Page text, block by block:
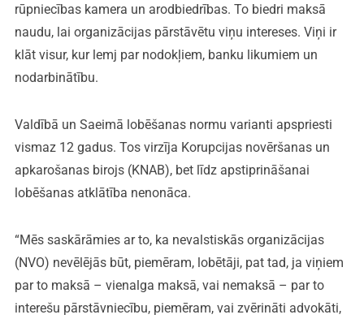
rūpniecības kamera un arodbiedrības. To biedri maksā
naudu, lai organizācijas pārstāvētu viņu intereses. Viņi ir
klāt visur, kur lemj par nodokļiem, banku likumiem un
nodarbinātību.
Valdībā un Saeimā lobēšanas normu varianti apspriesti
vismaz 12 gadus. Tos virzīja Korupcijas novēršanas un
apkarošanas birojs (KNAB), bet līdz apstiprināšanai
lobēšanas atklātība nenonāca.
“Mēs saskārāmies ar to, ka nevalstiskās organizācijas
(NVO) nevēlējās būt, piemēram, lobētāji, pat tad, ja viņiem
par to maksā – vienalga maksā, vai nemaksā – par to
interešu pārstāvniecību, piemēram, vai zvērināti advokāti,